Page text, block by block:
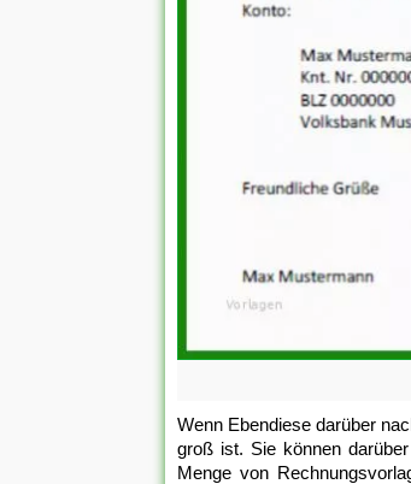
Wenn Ebendiese darüber
groß ist. Sie können
Menge von